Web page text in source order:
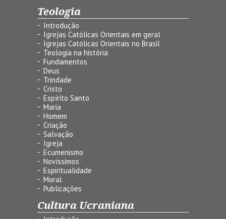
Teologia
Introdução
Igrejas Católicas Orientais em geral
Igrejas Católicas Orientais no Brasil
Teologia na história
Fundamentos
Deus
Trindade
Cristo
Espírito Santo
Maria
Homem
Criação
Salvação
Igreja
Ecumenismo
Novíssimos
Espiritualidade
Moral
Publicações
Cultura Ucraniana